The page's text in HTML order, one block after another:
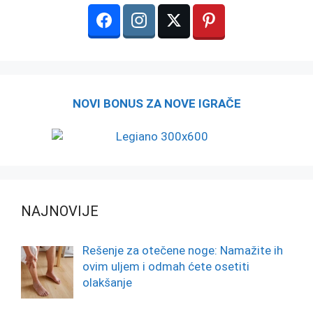
NOVI BONUS ZA NOVE IGRAČE
NAJNOVIJE
Rešenje za otečene noge: Namažite ih
ovim uljem i odmah ćete osetiti
olakšanje